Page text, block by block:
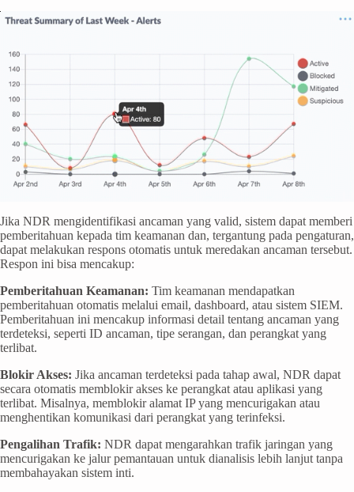
Jika NDR mengidentifikasi ancaman yang valid, sistem dapat memberi
pemberitahuan kepada tim keamanan dan, tergantung pada pengaturan,
dapat melakukan respons otomatis untuk meredakan ancaman tersebut.
Respon ini bisa mencakup:
Pemberitahuan Keamanan: Tim keamanan mendapatkan
pemberitahuan otomatis melalui email, dashboard, atau sistem SIEM.
Pemberitahuan ini mencakup informasi detail tentang ancaman yang
terdeteksi, seperti ID ancaman, tipe serangan, dan perangkat yang
terlibat.
Blokir Akses: Jika ancaman terdeteksi pada tahap awal, NDR dapat
secara otomatis memblokir akses ke perangkat atau aplikasi yang
terlibat. Misalnya, memblokir alamat IP yang mencurigakan atau
menghentikan komunikasi dari perangkat yang terinfeksi.
Pengalihan Trafik: NDR dapat mengarahkan trafik jaringan yang
mencurigakan ke jalur pemantauan untuk dianalisis lebih lanjut tanpa
membahayakan sistem inti.